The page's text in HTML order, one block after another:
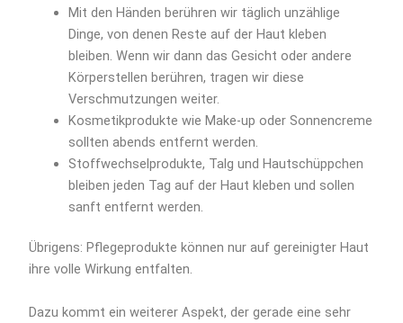
Mit den Händen berühren wir täglich unzählige
Dinge, von denen Reste auf der Haut kleben
bleiben. Wenn wir dann das Gesicht oder andere
Körperstellen berühren, tragen wir diese
Verschmutzungen weiter.
Kosmetikprodukte wie Make-up oder Sonnencreme
sollten abends entfernt werden.
Stoffwechselprodukte, Talg und Hautschüppchen
bleiben jeden Tag auf der Haut kleben und sollen
sanft entfernt werden.
Übrigens: Pflegeprodukte können nur auf gereinigter Haut
ihre volle Wirkung entfalten.
Dazu kommt ein weiterer Aspekt, der gerade eine sehr